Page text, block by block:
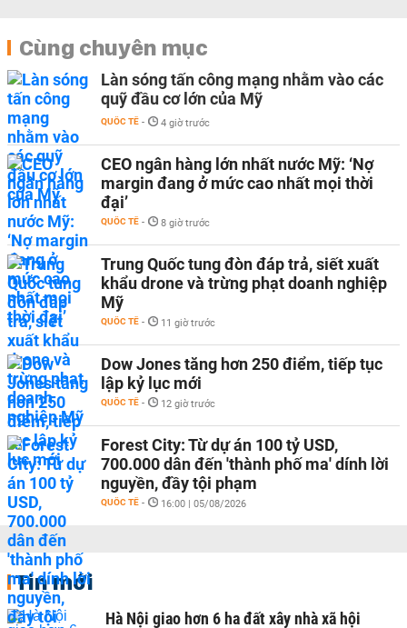
Cùng chuyên mục
Làn sóng tấn công mạng nhằm vào các
quỹ đầu cơ lớn của Mỹ
QUỐC TẾ - 4 giờ trước
CEO ngân hàng lớn nhất nước Mỹ: ‘Nợ
margin đang ở mức cao nhất mọi thời
đại’
QUỐC TẾ - 8 giờ trước
Trung Quốc tung đòn đáp trả, siết xuất
khẩu drone và trừng phạt doanh nghiệp
Mỹ
QUỐC TẾ - 11 giờ trước
Dow Jones tăng hơn 250 điểm, tiếp tục
lập kỷ lục mới
QUỐC TẾ - 12 giờ trước
Forest City: Từ dự án 100 tỷ USD,
700.000 dân đến 'thành phố ma' dính lời
nguyền, đầy tội phạm
QUỐC TẾ - 16:00 | 05/08/2026
Tin mới
Hà Nội giao hơn 6 ha đất xây nhà xã hội